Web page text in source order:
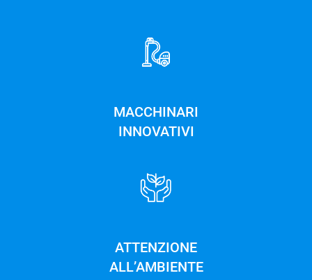
MACCHINARI
INNOVATIVI
ATTENZIONE
ALL’AMBIENTE